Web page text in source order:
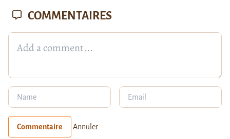
COMMENTAIRES
Commentaire Annuler